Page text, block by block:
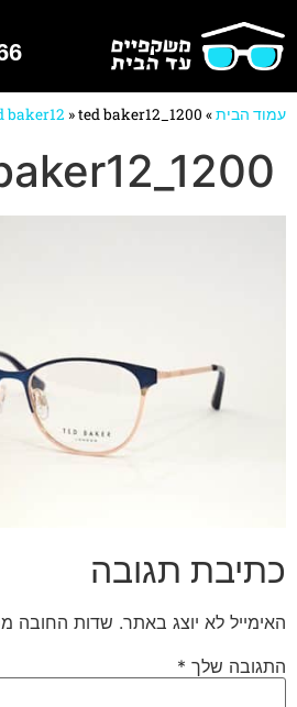
עמוד הבית»
baker12 »ted baker12_1200
כתיבת תגובה
האימייל לא יוצג באתר. שדות החובה
התגובה שלך *